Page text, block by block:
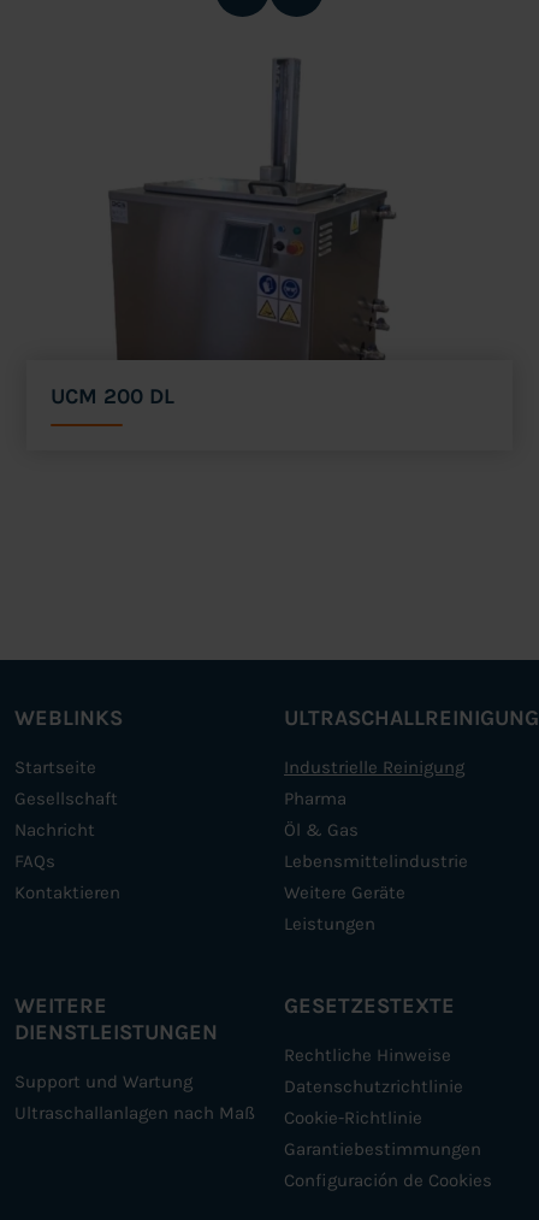
UCM 200 DL
WEBLINKS
Startseite
Gesellschaft
Nachricht
FAQs
Kontaktieren
Industrielle Reinigung
Pharma
Öl & Gas
Lebensmittelindustrie
Weitere Geräte
Leistungen
WEITERE
DIENSTLEISTUNGEN
Support und Wartung
Ultraschallanlagen nach Maß
GESETZESTEXTE
Rechtliche Hinweise
Datenschutzrichtlinie
Cookie-Richtlinie
Garantiebestimmungen
Configuración de Cookies